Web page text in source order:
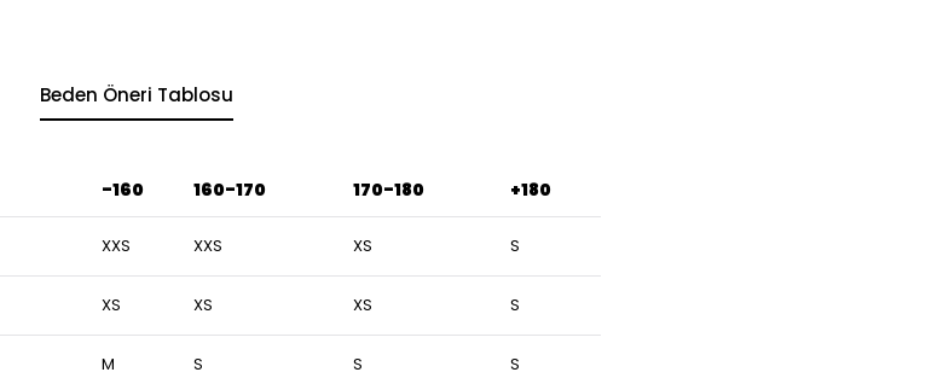
Beden Öneri Tablosu
-160 160-170 170-180 +180
XXS XXS XS S
XS XS XS S
M S S S